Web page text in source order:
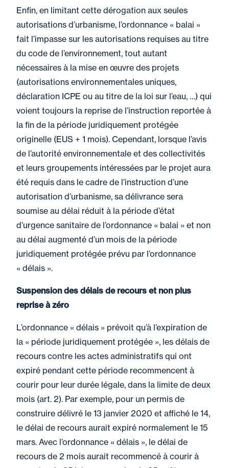
Enfin, en limitant cette dérogation aux seules
autorisations d’urbanisme, l’ordonnance « balai »
fait l’impasse sur les autorisations requises au titre
du code de l’environnement, tout autant
nécessaires à la mise en œuvre des projets
(autorisations environnementales uniques,
déclaration ICPE ou au titre de la loi sur l’eau, …) qui
voient toujours la reprise de l’instruction reportée à
la fin de la période juridiquement protégée
originelle (EUS + 1 mois). Cependant, lorsque l’avis
de l’autorité environnementale et des collectivités
et leurs groupements intéressées par le projet aura
été requis dans le cadre de l’instruction d’une
autorisation d’urbanisme, sa délivrance sera
soumise au délai réduit à la période d’état
d’urgence sanitaire de l’ordonnance « balai » et non
au délai augmenté d’un mois de la période
juridiquement protégée prévu par l’ordonnance
« délais ».
Suspension des délais de recours et non plus
reprise à zéro
L’ordonnance « délais » prévoit qu’à l’expiration de
la « période juridiquement protégée », les délais de
recours contre les actes administratifs qui ont
expiré pendant cette période recommencent à
courir pour leur durée légale, dans la limite de deux
mois (art. 2). Par exemple, pour un permis de
construire délivré le 13 janvier 2020 et affiché le 14,
le délai de recours aurait expiré normalement le 15
mars. Avec l’ordonnance « délais », le délai de
recours de 2 mois aurait recommencé à courir à